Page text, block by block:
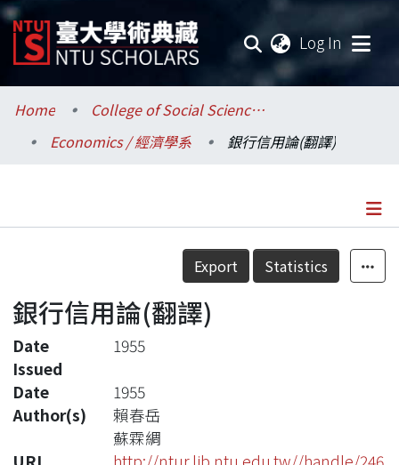
Log In
Communities & Collections
Research Outputs
Statistics
Home
College of Social Sciences / 社會科學院
Economics / 經濟學系
銀行信用論(翻譯)
Details
Export Statistics
銀行信用論(翻譯)
Date
Issued
1955
Date
1955
Author(s)
賴春岳
蘇霖綢